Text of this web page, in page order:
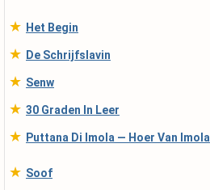
★ Het Begin
★ De Schrijfslavin
★ Senw
★ 30 Graden In Leer
★ Puttana Di Imola — Hoer Van Imola
★ Soof